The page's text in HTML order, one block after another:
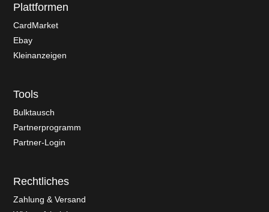
Plattformen
CardMarket
Ebay
Kleinanzeigen
Tools
Bulktausch
Partnerprogramm
Partner-Login
Rechtliches
Zahlung & Versand